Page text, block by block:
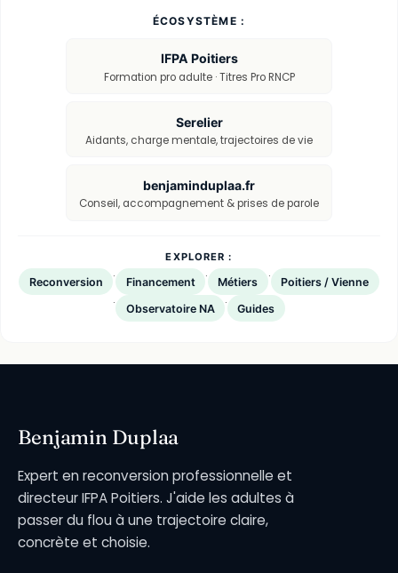
ÉCOSYSTÈME :
IFPA Poitiers
Formation pro adulte · Titres Pro RNCP
Serelier
Aidants, charge mentale, trajectoires de vie
benjaminduplaa.fr
Conseil, accompagnement & prises de parole
EXPLORER :
Reconversion · Financement · Métiers · Poitiers / Vienne
· Observatoire NA · Guides
Benjamin Duplaa
Expert en reconversion professionnelle et
directeur IFPA Poitiers. J'aide les adultes à
passer du flou à une trajectoire claire,
concrète et choisie.